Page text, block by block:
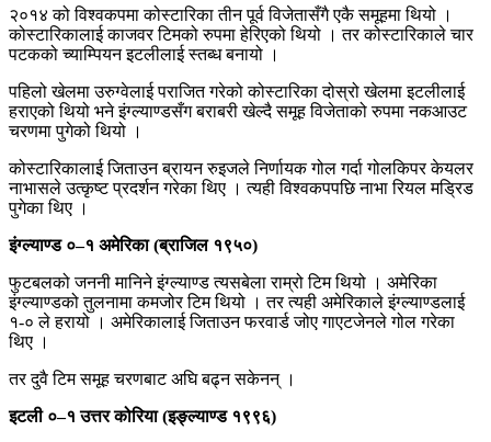
२०१४ को विश्वकपमा कोस्टारिका तीन पूर्व विजेतासँगै एकै समूहमा थियो ।
कोस्टारिकालाई काजवर टिमको रुपमा हेरिएको थियो । तर कोस्टारिकाले चार
पटकको च्याम्पियन इटलीलाई स्तब्ध बनायो ।
पहिलो खेलमा उरुग्वेलाई पराजित गरेको कोस्टारिका दोस्रो खेलमा इटलीलाई
हराएको थियो भने इंग्ल्याण्डसँग बराबरी खेल्दै समूह विजेताको रुपमा नकआउट
चरणमा पुगेको थियो ।
कोस्टारिकालाई जिताउन ब्रायन रुइजले निर्णायक गोल गर्दा गोलकिपर केयलर
नाभासले उत्कृष्ट प्रदर्शन गरेका थिए । त्यही विश्वकपपछि नाभा रियल मड्रिड
पुगेका थिए ।
इंग्ल्याण्ड ०–१ अमेरिका (ब्राजिल १९५०)
फुटबलको जननी मानिने इंग्ल्याण्ड त्यसबेला राम्रो टिम थियो । अमेरिका
इंग्ल्याण्डको तुलनामा कमजोर टिम थियो । तर त्यही अमेरिकाले इंग्ल्याण्डलाई
१-० ले हरायो । अमेरिकालाई जिताउन फरवार्ड जोए गाएटजेनले गोल गरेका
थिए ।
तर दुवै टिम समूह चरणबाट अघि बढ्न सकेनन् ।
इटली ०–१ उत्तर कोरिया (इङ्ल्याण्ड १९९६)